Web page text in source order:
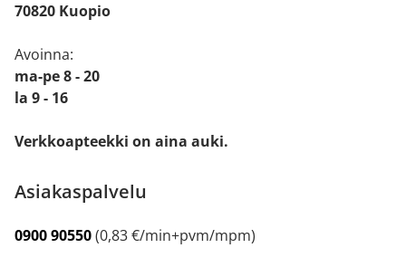
70820 Kuopio
Avoinna:
ma-pe 8 - 20
la 9 - 16
Verkkoapteekki on aina auki.
Asiakaspalvelu
0900 90550(0,83 €/min+pvm/mpm)